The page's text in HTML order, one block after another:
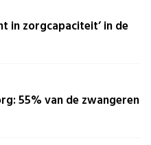
in zorgcapaciteit’ in de
55% van de zwangeren